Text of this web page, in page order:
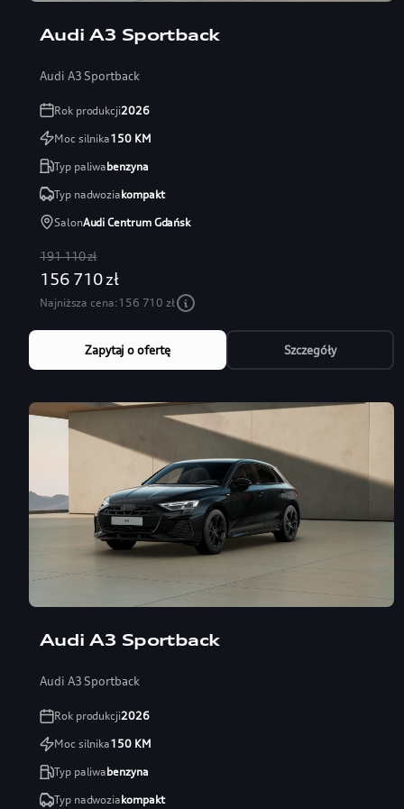
Audi A3 Sportback
Audi A3 Sportback
Rok produkcji2026
Moc silnika150KM
Typ paliwabenzyna
Typ nadwoziakompakt
SalonAudi Centrum Gdańsk
191 110 zł
156 710 zł
Najniższa cena:156 710 zł
Zapytaj o ofertę Szczegóły
Audi A3 Sportback
Audi A3 Sportback
Rok produkcji2026
Moc silnika150KM
Typ paliwabenzyna
Typ nadwoziakompakt